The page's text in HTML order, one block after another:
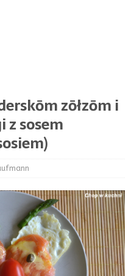
zōłzōm i
z sosem